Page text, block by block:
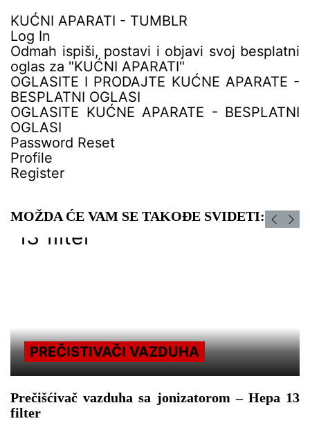
KUĆNI APARATI - TUMBLR
Log In
Odmah ispiši, postavi i objavi svoj besplatni
oglas za "KUĆNI APARATI"
OGLASITE I PRODAJTE KUĆNE APARATE -
BESPLATNI OGLASI
OGLASITE KUĆNE APARATE - BESPLATNI
OGLASI
Password Reset
Profile
Register
MOŽDA ĆE VAM SE TAKOĐE SVIDETI:
PREČISTIVAČI VAZDUHA
Prečišćivač vazduha sa jonizatorom – Hepa 13
filter